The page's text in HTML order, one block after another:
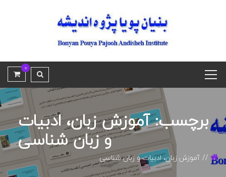
0
برچسب: آموزش زبان، ادبیات
و زبان شناسی
آموزش زبان، ادبیات و زبان شناسی